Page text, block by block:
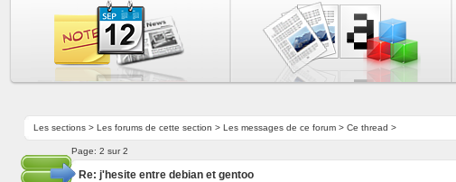
Les sections> Les forums de cette section > Les messages de ce forum> Ce thread >
Page: 2 sur 2
Re: j'hesite entre debian et gentoo